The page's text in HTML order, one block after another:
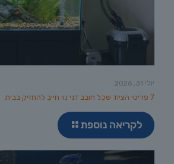
יולי 31, 2026
7 פריטי הציוד שכל חובב דגי נוי חייב להחזיק בבית
לקריאה נוספת